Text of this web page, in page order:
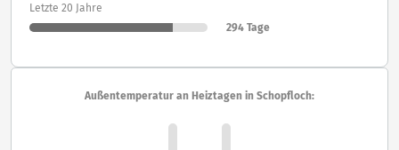
Letzte 20 Jahre
294 Tage
Außentemperatur an Heiztagen in Schopfloch: